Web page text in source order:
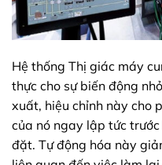
Hệ thống Thị giác máy
thực cho sự biến động
xuất, hiệu chỉnh này cho
của nó ngay lập tức
đặt. Tự động hóa này